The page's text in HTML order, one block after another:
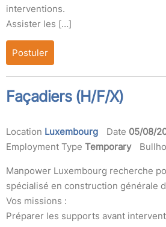
interventions.
Assister les […]
Postuler
Façadiers (H/F/X)
Location Luxembourg Date 05/08/
Employment Type Temporary
Manpower Luxembourg recherche
spécialisé en construction générale
Vos missions :
Préparer les supports avant